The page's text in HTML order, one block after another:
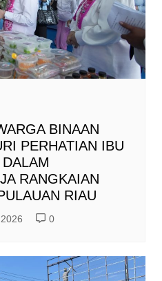
BINAAN
PERHATIAN IBU
RANGKAIAN
RIAU
0